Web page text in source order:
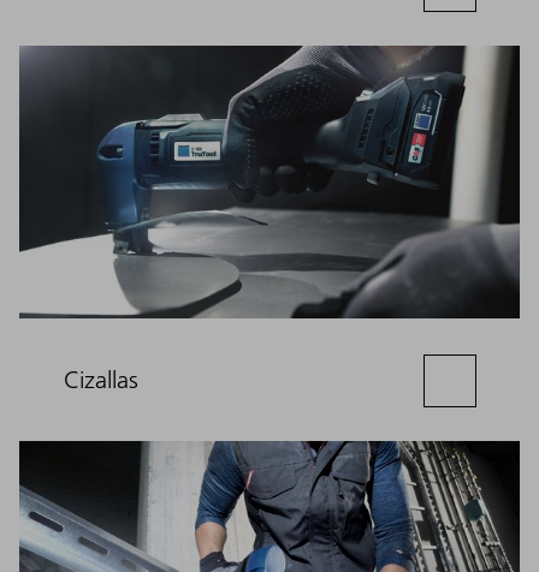
Cizallas